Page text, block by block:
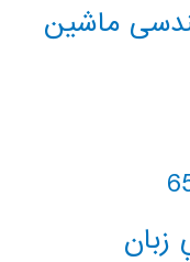
ماشین